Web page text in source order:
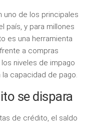
de los principales
país, y para millones
es una herramienta
a compras
niveles de impago
capacidad de pago.
se dispara
de crédito, el saldo